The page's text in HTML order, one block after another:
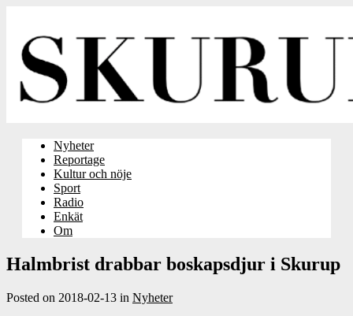
Nyheter
Reportage
Kultur och nöje
Sport
Radio
Enkät
Om
Halmbrist drabbar boskapsdjur i Skurup
Posted on 2018-02-13 in Nyheter